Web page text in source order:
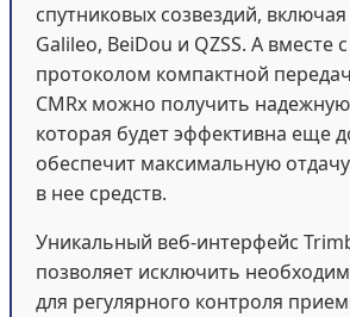
спутниковых созвездий,
Galileo, BeiDou и QZSS. А
протоколом компактной
CMRx можно получить надежную
которая будет эффективна еще
обеспечит максимальную
в нее средств.
Уникальный веб-интерфейс
позволяет исключить
для регулярного контроля